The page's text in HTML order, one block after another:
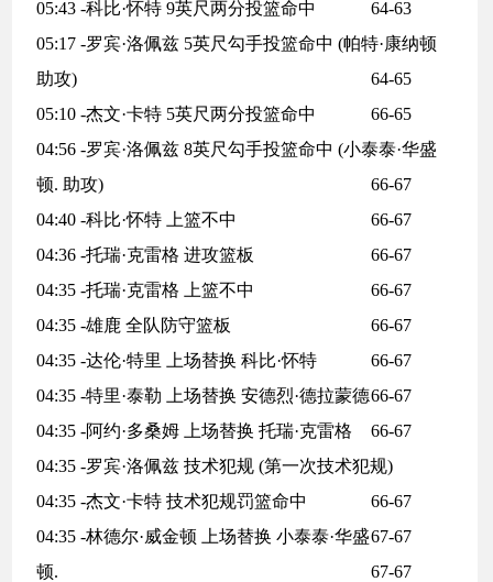
05:43 -科比·怀特 9英尺两分投篮命中
64-63
05:17 -罗宾·洛佩兹 5英尺勾手投篮命中 (帕特·康纳顿
助攻)
64-65
05:10 -杰文·卡特 5英尺两分投篮命中
66-65
04:56 -罗宾·洛佩兹 8英尺勾手投篮命中 (小泰泰·华盛
顿. 助攻)
66-67
04:40 -科比·怀特 上篮不中
66-67
04:36 -托瑞·克雷格 进攻篮板
66-67
04:35 -托瑞·克雷格 上篮不中
66-67
04:35 -雄鹿 全队防守篮板
66-67
04:35 -达伦·特里 上场替换 科比·怀特
66-67
04:35 -特里·泰勒 上场替换 安德烈·德拉蒙德66-67
04:35 -阿约·多桑姆 上场替换 托瑞·克雷格
66-67
04:35 -罗宾·洛佩兹 技术犯规 (第一次技术犯规)
66-67
04:35 -杰文·卡特 技术犯规罚篮命中
67-67
04:35 -林德尔·威金顿 上场替换 小泰泰·华盛
顿.
67-67